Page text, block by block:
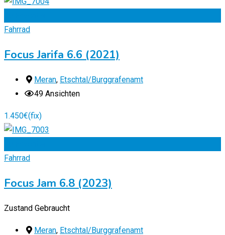
Fahrrad
Focus Jarifa 6.6 (2021)
Meran, Etschtal/Burggrafenamt
49 Ansichten
1.450€(fix)
Fahrrad
Focus Jam 6.8 (2023)
Zustand Gebraucht
Meran, Etschtal/Burggrafenamt